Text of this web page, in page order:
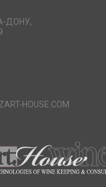
ДОНУ,
HOUSE.COM